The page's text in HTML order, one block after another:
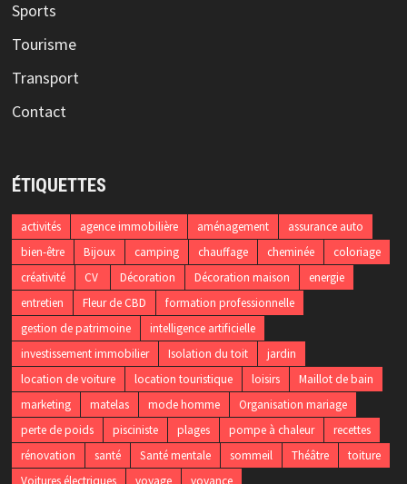
Sports
Tourisme
Transport
Contact
ÉTIQUETTES
activités agence immobilière aménagement
assurance auto
bien-être
Bijoux camping chauffage cheminée
coloriage
créativité
CV Décoration Décoration maison
energie
entretien
Fleur de CBD
formation professionnelle
gestion de patrimoine
intelligence artificielle
investissement immobilier
Isolation du toit
jardin
location de voiture
location touristique loisirs
Maillot de bain
marketing
matelas mode homme
Organisation mariage
perte de poids
pisciniste plages pompe à chaleur
recettes
rénovation
santé Santé mentale sommeil Théâtre
toiture